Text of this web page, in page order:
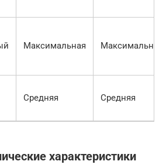
Максимальная Максимальная
Средняя Средняя
характеристики